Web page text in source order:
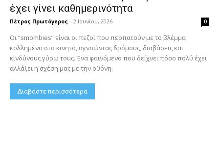
έχει γίνει καθημερινότητα
Πέτρος Πρωτόγερος - 2 Ιουνίου, 2026 0
Οι “smombies” είναι οι πεζοί που περπατούν με το βλέμμα
κολλημένο στο κινητό, αγνοώντας δρόμους, διαβάσεις και
κινδύνους γύρω τους. Ένα φαινόμενο που δείχνει πόσο πολύ έχει
αλλάξει η σχέση μας με την οθόνη.
Διαβάστε περισσότερα